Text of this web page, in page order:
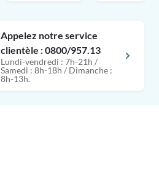
Appelez notre service
clientèle : 0800/957.13
Lundi-vendredi : 7h-21h /
Samedi : 8h-18h / Dimanche :
8h-13h.